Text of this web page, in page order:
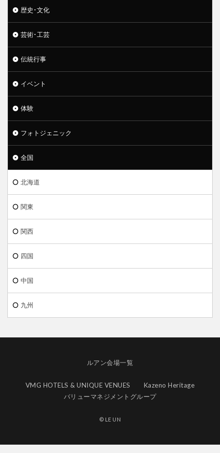
歴史･文化
芸術･工芸
伝統行事
イベント
体験
フォトジェニック
全国
北海道
関東
関西
四国
中国
九州
ルアン会場一覧
VMG HOTELS & UNIQUE VENUES
Kazeno Heritage
バリューマネジメントグループ
© LE UN